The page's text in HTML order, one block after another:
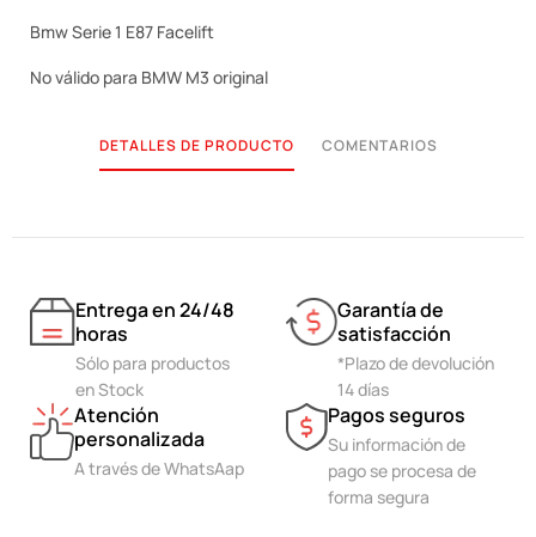
Bmw Serie 1 E87 Facelift
No válido para BMW M3 original
DETALLES DE PRODUCTO COMENTARIOS
Entrega en 24/48
horas
Sólo para productos
en Stock
Garantía de
satisfacción
*Plazo de devolución
14 días
Atención
personalizada
A través de WhatsAap
Pagos seguros
Su información de
pago se procesa de
forma segura